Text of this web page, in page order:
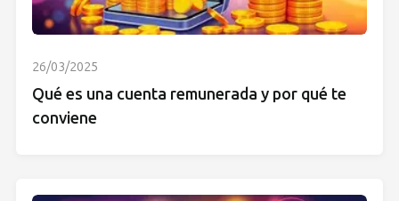
26/03/2025
Qué es una cuenta remunerada y por qué te
conviene